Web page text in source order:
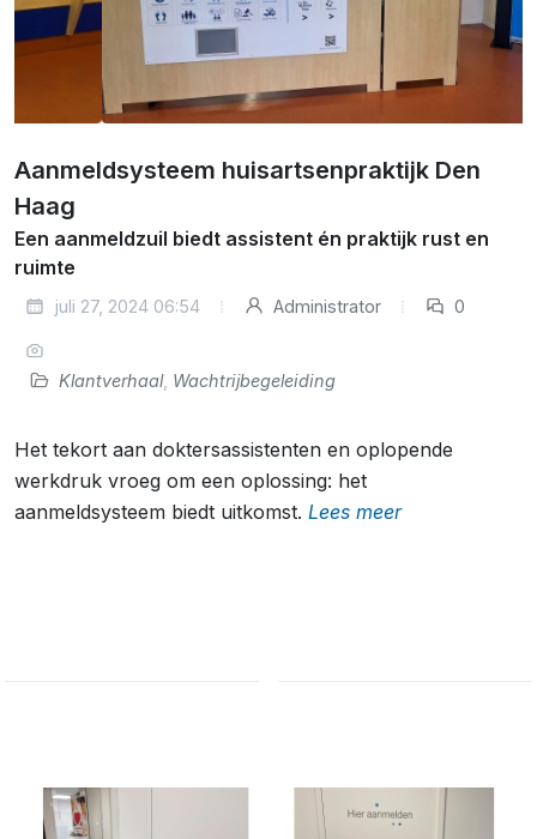
Aanmeldsysteem huisartsenpraktijk Den
Haag
Een aanmeldzuil biedt assistent én praktijk rust en
ruimte
juli 27, 2024 06:54 Administrator 0
Klantverhaal, Wachtrijbegeleiding
Het tekort aan doktersassistenten en oplopende
werkdruk vroeg om een oplossing: het
aanmeldsysteem biedt uitkomst. Lees meer